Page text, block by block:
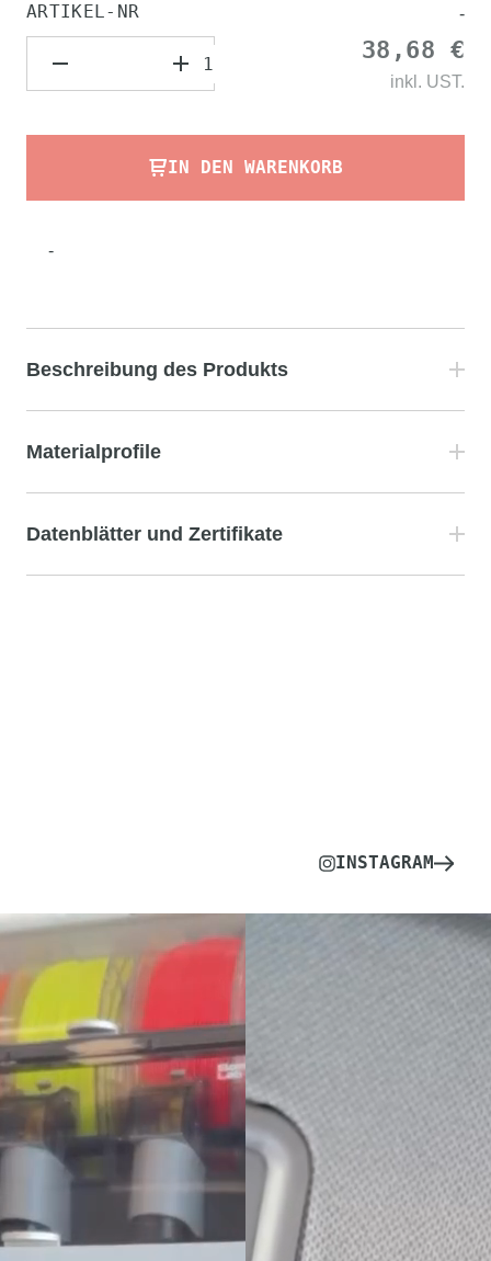
ARTIKEL-NR -
38,68 €
inkl. UST.
IN DEN WARENKORB
-
Beschreibung des Produkts
Materialprofile
Datenblätter und Zertifikate
INSTAGRAM